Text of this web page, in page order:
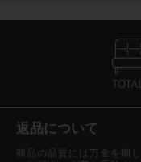
返品について
商品の品質には万全を期